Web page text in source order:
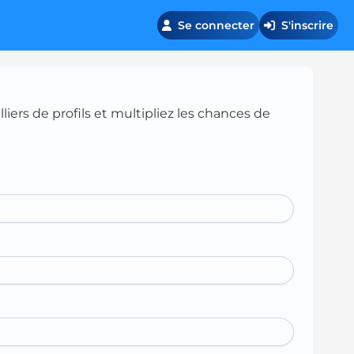
Se connecter S'inscrire
de profils et multipliez les chances de